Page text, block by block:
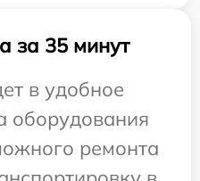
за 35 минут
в удобное
оборудования
ремонта